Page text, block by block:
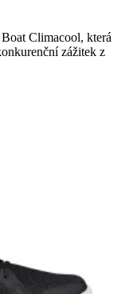
Climacool, která
zážitek z